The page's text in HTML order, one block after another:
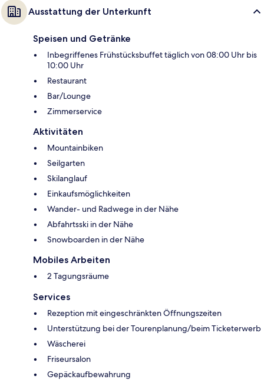
Ausstattung der Unterkunft
Speisen und Getränke
Inbegriffenes Frühstücksbuffet täglich von 08:00 Uhr bis
10:00 Uhr
Restaurant
Bar/Lounge
Zimmerservice
Aktivitäten
Mountainbiken
Seilgarten
Skilanglauf
Einkaufsmöglichkeiten
Wander- und Radwege in der Nähe
Abfahrtsski in der Nähe
Snowboarden in der Nähe
Mobiles Arbeiten
2 Tagungsräume
Services
Rezeption mit eingeschränkten Öffnungszeiten
Unterstützung bei der Tourenplanung/beim Ticketerwerb
Wäscherei
Friseursalon
Gepäckaufbewahrung